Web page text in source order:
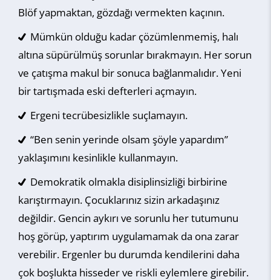
Blöf yapmaktan, gözdağı vermekten kaçının.
Mümkün olduğu kadar çözümlenmemiş, halı
altına süpürülmüş sorunlar bırakmayın. Her sorun
ve çatışma makul bir sonuca bağlanmalıdır. Yeni
bir tartışmada eski defterleri açmayın.
Ergeni tecrübesizlikle suçlamayın.
“Ben senin yerinde olsam şöyle yapardım”
yaklaşımını kesinlikle kullanmayın.
Demokratik olmakla disiplinsizliği birbirine
karıştırmayın. Çocuklarınız sizin arkadaşınız
değildir. Gencin aykırı ve sorunlu her tutumunu
hoş görüp, yaptırım uygulamamak da ona zarar
verebilir. Ergenler bu durumda kendilerini daha
çok boşlukta hisseder ve riskli eylemlere girebilir.